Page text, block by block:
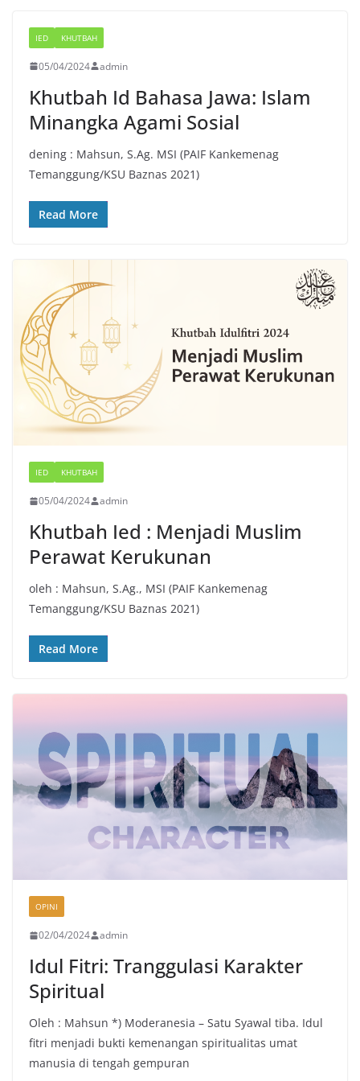
IED KHUTBAH
05/04/2024 admin
Khutbah Id Bahasa Jawa: Islam
Minangka Agami Sosial
dening : Mahsun, S.Ag. MSI (PAIF Kankemenag
Temanggung/KSU Baznas 2021)
Read More
IED KHUTBAH
05/04/2024 admin
Khutbah Ied : Menjadi Muslim
Perawat Kerukunan
oleh : Mahsun, S.Ag., MSI (PAIF Kankemenag
Temanggung/KSU Baznas 2021)
Read More
OPINI
02/04/2024 admin
Idul Fitri: Tranggulasi Karakter
Spiritual
Oleh : Mahsun *) Moderanesia – Satu Syawal tiba. Idul
fitri menjadi bukti kemenangan spiritualitas umat
manusia di tengah gempuran